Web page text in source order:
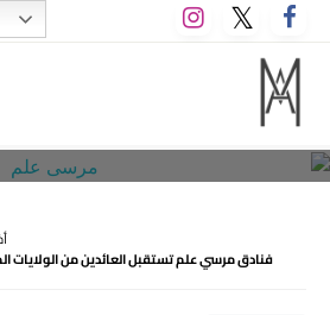
التخطي
إلى
المحتوى
M A hotels | إم ايه هوتيلز
الموقع الأول للعاملين في الفنادق في
فنادق مرسي علم تستقبل العائدين من الولايات